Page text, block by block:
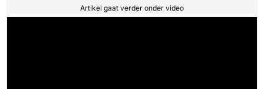
Artikel gaat verder onder video